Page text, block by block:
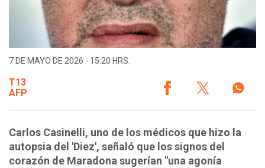
7 DE MAYO DE 2026 - 15:20 HRS.
T13
AFP
Carlos Casinelli, uno de los médicos que hizo la
autopsia del 'Diez', señaló que los signos del
corazón de Maradona sugerían "una agonía